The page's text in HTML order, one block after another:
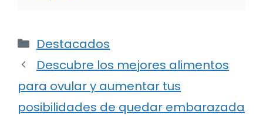
Categorías
Destacados
Descubre los mejores alimentos
para ovular y aumentar tus
posibilidades de quedar embarazada